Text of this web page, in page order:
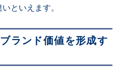
といえます。
ランド価値を形成す